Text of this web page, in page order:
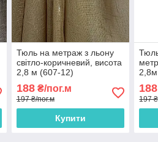
Тюль на метраж з льону
світло-коричневий, висота
2,8 м (607-12)
188₴/пог.м
197 ₴/пог.м
Купити
188
197